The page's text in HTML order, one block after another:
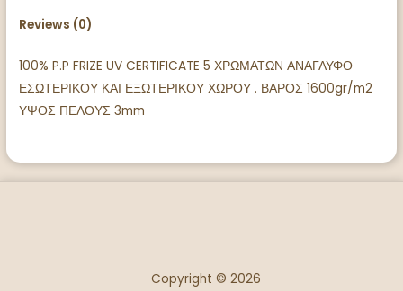
Reviews (0)
100% P.P FRIZE UV CERTIFICATE 5 ΧΡΩΜΑΤΩΝ ΑΝΑΓΛΥΦΟ
ΕΣΩΤΕΡΙΚΟΥ ΚΑΙ ΕΞΩΤΕΡΙΚΟΥ ΧΩΡΟΥ . ΒΑΡΟΣ 1600gr/m2
ΥΨΟΣ ΠΕΛΟΥΣ 3mm
Copyright © 2026